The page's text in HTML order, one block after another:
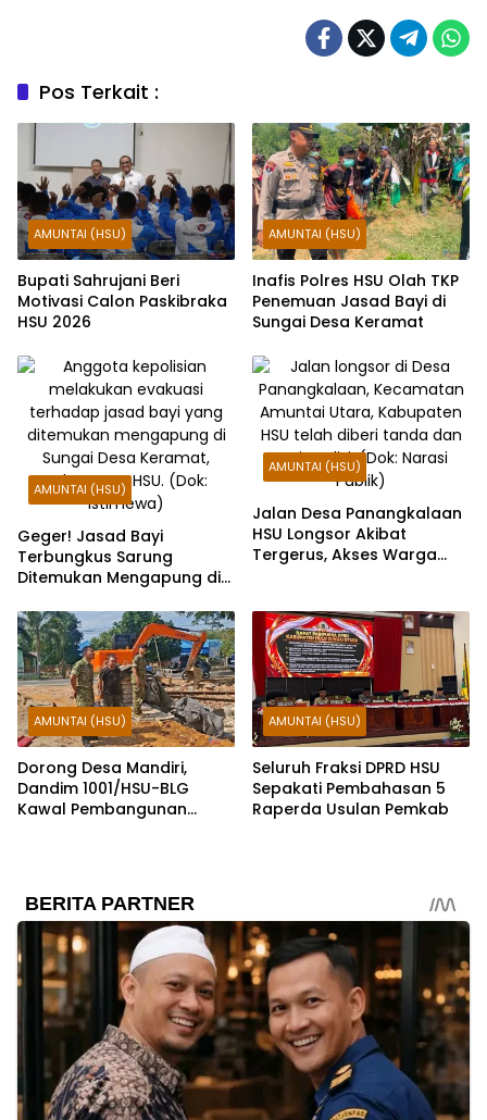
Pos Terkait :
AMUNTAI (HSU)
Bupati Sahrujani Beri
Motivasi Calon Paskibraka
HSU 2026
AMUNTAI (HSU)
Inafis Polres HSU Olah TKP
Penemuan Jasad Bayi di
Sungai Desa Keramat
AMUNTAI (HSU)
Geger! Jasad Bayi
Terbungkus Sarung
Ditemukan Mengapung di
AMUNTAI (HSU)
Jalan Desa Panangkalaan
HSU Longsor Akibat
Tergerus, Akses Warga
AMUNTAI (HSU)
Dorong Desa Mandiri,
Dandim 1001/HSU-BLG
Kawal Pembangunan
AMUNTAI (HSU)
Seluruh Fraksi DPRD HSU
Sepakati Pembahasan 5
Raperda Usulan Pemkab